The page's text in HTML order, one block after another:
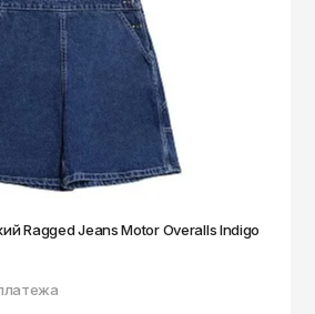
Ragged Jeans Motor Overalls Indigo